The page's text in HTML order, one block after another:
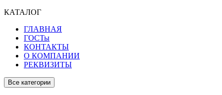
КАТАЛОГ
ГЛАВНАЯ
ГОСТы
КОНТАКТЫ
О КОМПАНИИ
РЕКВИЗИТЫ
Все категории